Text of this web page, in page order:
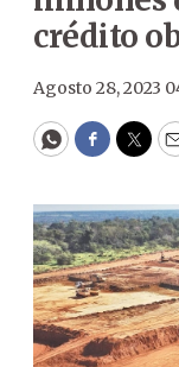
crédito
Agosto 28, 2023
WhatsApp